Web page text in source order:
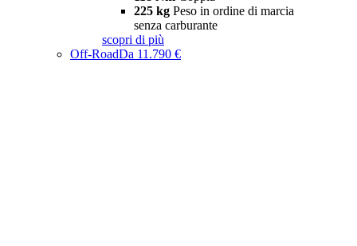
225 kg Peso in ordine di marcia
senza carburante
scopri di più
Off-RoadDa 11.790 €